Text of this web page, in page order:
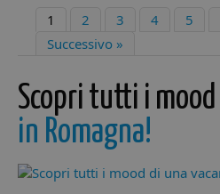
1 2 3 4 5
Successivo »
Scopri tutti i
in Romagna!